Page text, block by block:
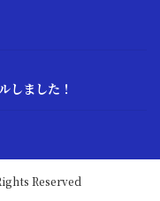
しました！
Reserved